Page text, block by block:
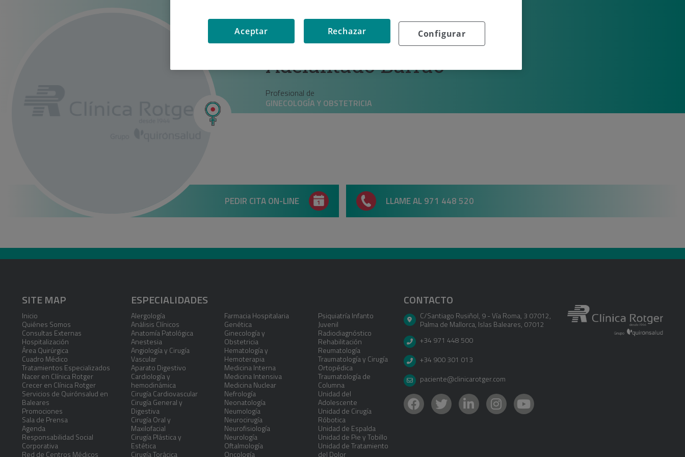
Dra. Maria de los Ángeles
Adelantado Barrao
Profesional de
GINECOLOGÍA Y OBSTETRICIA
PEDIR CITA ON-LINE LLAME AL 971 448 520
SITE MAP
Inicio
Quiénes Somos
Consultas Externas
Hospitalización
Área Quirúrgica
Cuadro Médico
Tratamientos Especializados
Nacer en Clínica Rotger
Crecer en Clínica Rotger
Servicios de Quirónsalud en
Baleares
Promociones
Sala de Prensa
Agenda
Responsabilidad Social
Corporativa
Red de Centros Médicos
ESPECIALIDADES
Alergología
Análisis Clínicos
Anatomía Patológica
Anestesia
Angiología y Cirugía
Vascular
Aparato Digestivo
Cardiología y
hemodinámica
Cirugía Cardiovascular
Cirugía General y
Digestiva
Cirugía Oral y
Maxilofacial
Cirugía Plástica y
Estética
Cirugía Torácica
Farmacia Hospitalaria
Genética
Ginecología y
Obstetricia
Hematología y
Hemoterapia
Medicina Interna
Medicina Intensiva
Medicina Nuclear
Nefrología
Neonatología
Neumología
Neurocirugía
Neurofisiología
Neurología
Oftalmología
Oncología
Psiquiatría Infanto
Juvenil
Radiodiagnóstico
Rehabilitación
Reumatología
Traumatología y Cirugía
Ortopédica
Traumatología de
Columna
Unidad del
Adolescente
Unidad de Cirugía
Róbotica
Unidad de Espalda
Unidad de Pie y Tobillo
Unidad de Tratamiento
del Dolor
CONTACTO
C/Santiago Rusiñol, 9 - Vía Roma, 3 07012,
Palma de Mallorca, Islas Baleares, 07012
+34 971 448 500
+34 900 301 013
paciente@clinicarotger.com
Configurar
Rechazar
Aceptar